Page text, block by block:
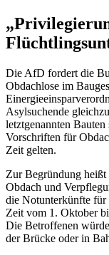
Die AfD fordert die
Obdachlose im
Asylsuchende
letztgenannten Bauten
Vorschriften für
Zeit gelten.
Zur Begründung heißt
Obdach und
die Notunterkünfte für
Zeit vom 1. Oktober
Die Betroffenen
der Brücke oder in